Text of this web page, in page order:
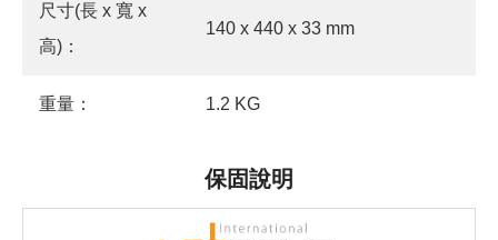
尺寸(長 x 寬 x
高)：
140 x 440 x 33 mm
重量： 1.2 KG
保固說明